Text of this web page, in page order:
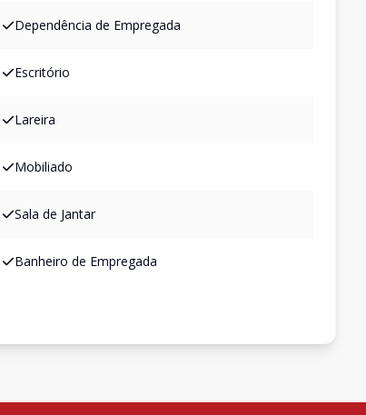
Dependência de Empregada
Escritório
Lareira
Mobiliado
Sala de Jantar
Banheiro de Empregada